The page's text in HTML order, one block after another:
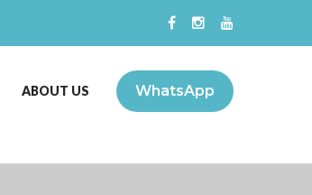
WhatsApp
ABOUT US